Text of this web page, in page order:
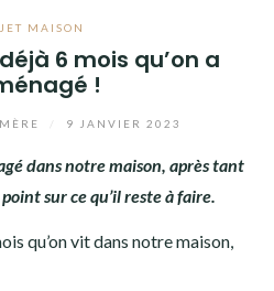
MAISON
6 mois qu’on a
!
9 JANVIER 2023
dans notre maison, après tant
sur ce qu’il reste à faire.
qu’on vit dans notre maison,